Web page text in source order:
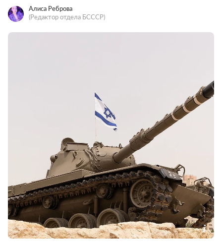
Алиса Реброва
(Редактор отдела БСССР)